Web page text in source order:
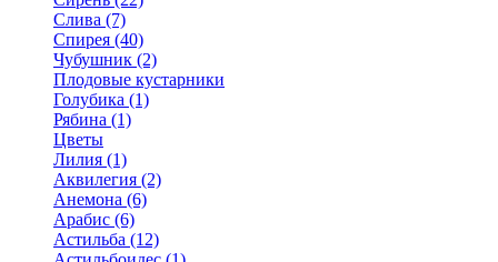
Слива (7)
Спирея (40)
Чубушник (2)
Плодовые кустарники
Голубика (1)
Рябина (1)
Цветы
Лилия (1)
Аквилегия (2)
Анемона (6)
Арабис (6)
Астильба (12)